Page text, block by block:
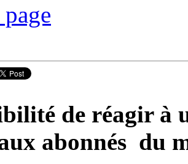
de réagir à
abonnés du